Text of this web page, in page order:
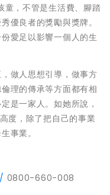
童，不管是生活費、腳踏
優良者的獎勵與獎牌。
愛足以影響一個人的生
做人思想引導，做事方
理的傳承等方面都有相
是一家人。如她所說，
度，除了把自己的事業
事業。
0800-660-008